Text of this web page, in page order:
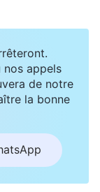
nos appels
de notre
la bonne